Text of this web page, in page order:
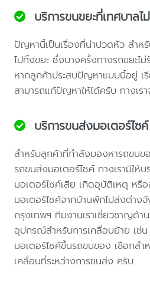
บริการขนขยะที่เทศบาลไ
ปัญหานี้เป็นเรื่องที่น่าปวดหัว สำห
ไปทิ้งขยะ ซึ่งบางครั้งทางรถขยะไม่
หากลูกค้าประสบปัญหาแบบนี้อยู่ เรี
สามารถแก้ปัญหาให้ได้ครับ ทางเร
บริการขนส่งมอเตอร์ไซค์
สำหรับลูกค้าที่กำลังมองหารถขนข
รถขนส่งมอเตอร์ไซค์ ทางเรามีให้บ
มอเตอร์ไซค์เสีย เกิดอุบัติเหตุ หรื
มอเตอร์ไซค์จากบ้านพักไปส่งต่าง
กรุงเทพฯ ทีมงานเราเชี่ยวชาญด้า
อุปกรณ์สำหรับการเคลื่อนย้าย เช่น
มอเตอร์ไซค์ขึ้นรถขนของ เชือกสำ
เคลื่อนที่ระหว่างการขนส่ง ครับ